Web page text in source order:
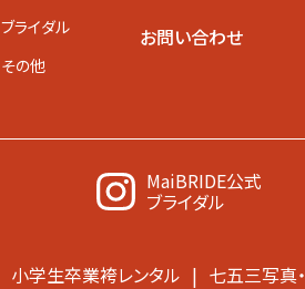
ブライダル
その他
お問い合わせ
MaiBRIDE公式
ブライダル
小学生卒業袴レンタル
七五三写真